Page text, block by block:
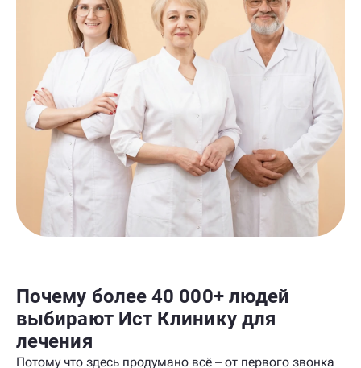
Почему более 40 000+ людей
выбирают Ист Клинику для
лечения
Потому что здесь продумано всё – от первого звонка